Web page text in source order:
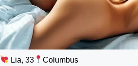
Lia, 33 Columbus